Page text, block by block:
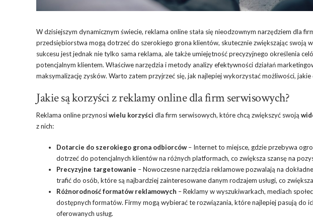
W dzisiejszym dynamicznym świecie, reklama online stała się nieodzownym narzędziem dla
przedsiębiorstwa mogą dotrzeć do szerokiego grona klientów, skutecznie zwiększając swoją
sukcesu jest jednak nie tylko sama reklama, ale także umiejętność precyzyjnego określenia
potencjalnym klientem. Właściwe narzędzia i metody analizy efektywności działań
maksymalizację zysków. Warto zatem przyjrzeć się, jak najlepiej wykorzystać możliwości,
Jakie są korzyści z reklamy online dla firm serwisowych?
Reklama online przynosiwielu korzyści dla firm serwisowych, które chcą zwiększyć swoją
z nich:
Dotarcie do szerokiego grona odbiorców – Internet to miejsce, gdzie przebywa
dotrzeć do potencjalnych klientów na różnych platformach, co zwiększa szansę na
Precyzyjne targetowanie – Nowoczesne narzędzia reklamowe pozwalają na
trafić do osób, które są najbardziej zainteresowane danym rodzajem usługi, co
Różnorodność formatów reklamowych – Reklamy w wyszukiwarkach, mediach
dostępnych formatów. Firmy mogą wybierać te rozwiązania, które najlepiej pasują do
oferowanych usług.